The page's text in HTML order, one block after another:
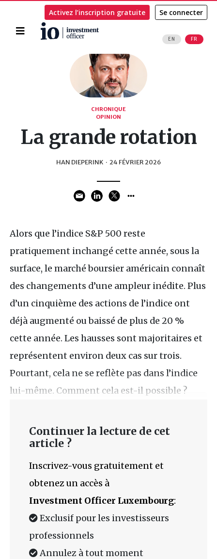
Accueil
EN FR
Activez l’inscription gratuite Se connecter
CHRONIQUE
OPINION
La grande rotation
HAN DIEPERINK · 24 FÉVRIER 2026
Alors que l’indice S&P 500 reste
pratiquement inchangé cette année, sous la
surface, le marché boursier américain connaît
des changements d’une ampleur inédite. Plus
d’un cinquième des actions de l’indice ont
déjà augmenté ou baissé de plus de 20 %
cette année. Les hausses sont majoritaires et
représentent environ deux cas sur trois.
Pourtant, cela ne se reflète pas dans l’indice
lui-même. Comment cela est-il possible ?
Continuer la lecture de cet
article ?
Inscrivez-vous gratuitement et
obtenez un accès à
Investment Officer Luxembourg:
Exclusif pour les investisseurs
professionnels
Annulez à tout moment